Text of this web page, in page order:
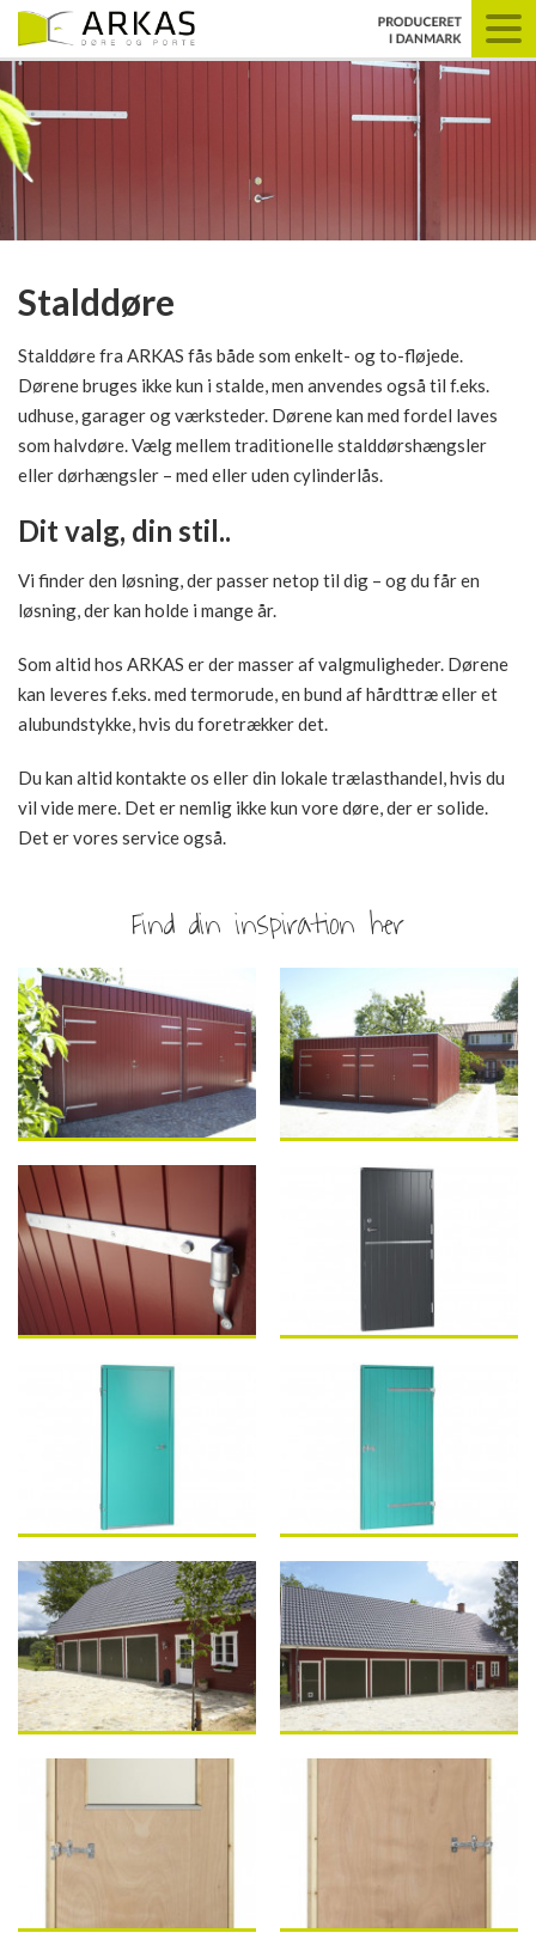
Stalddøre
Stalddøre fra ARKAS fås både som enkelt- og to-fløjede.
Dørene bruges ikke kun i stalde, men anvendes også til f.eks.
udhuse, garager og værksteder. Dørene kan med fordel laves
som halvdøre. Vælg mellem traditionelle stalddørshængsler
eller dørhængsler – med eller uden cylinderlås.
Dit valg, din stil..
Vi finder den løsning, der passer netop til dig – og du får en
løsning, der kan holde i mange år.
Som altid hos ARKAS er der masser af valgmuligheder. Dørene
kan leveres f.eks. med termorude, en bund af hårdttræ eller et
alubundstykke, hvis du foretrækker det.
Du kan altid kontakte os eller din lokale trælasthandel, hvis du
vil vide mere. Det er nemlig ikke kun vore døre, der er solide.
Det er vores service også.
Find din inspiration her